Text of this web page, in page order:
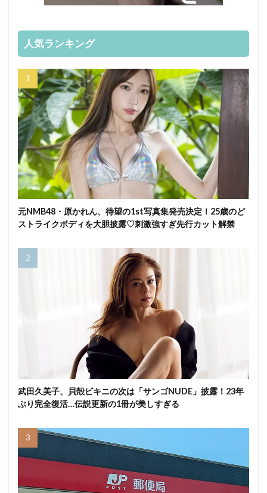
人気ランキング
元NMB48・原かれん、待望の1st写真集発売決定！25歳のど
ストライクボディを大胆披露♡刺激強すぎ先行カット解禁
武田久美子、貝殻ビキニの次は「サンゴNUDE」披露！23年
ぶり完全復活…伝説更新の1冊が美しすぎる